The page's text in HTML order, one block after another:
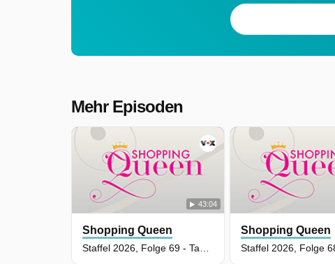
Mehr Episoden
43:04
Shopping Queen Shopping Queen